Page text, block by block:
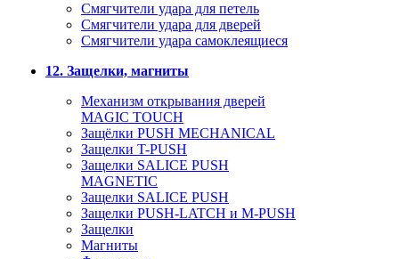
Смягчители удара для петель
Смягчители удара для дверей
Cмягчители удара самоклеящиеся
12. Защелки, магниты
Механизм открывания дверей
MAGIC TOUCH
Защёлки PUSH MECHANICAL
Защелки T-PUSH
Защелки SALICE PUSH
MAGNETIC
Защелки SALICE PUSH
Защелки PUSH-LATCH и M-PUSH
Защелки
Магниты